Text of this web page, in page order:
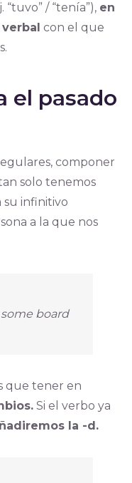
/ “tenía”), en
con el que
el pasado
componer
solo tenemos
su infinitivo
a la que nos
board
que tener en
Si el verbo ya
la -d.